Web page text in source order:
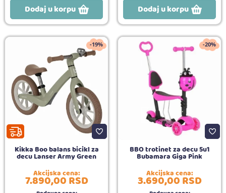
Dodaj u korpu Dodaj u korpu
-19%
Kikka Boo balans bicikl za
decu Lanser Army Green
Akcijska cena:
7.890,00RSD
-20%
BBO trotinet za decu 5u1
Bubamara Giga Pink
Akcijska cena:
3.690,00RSD